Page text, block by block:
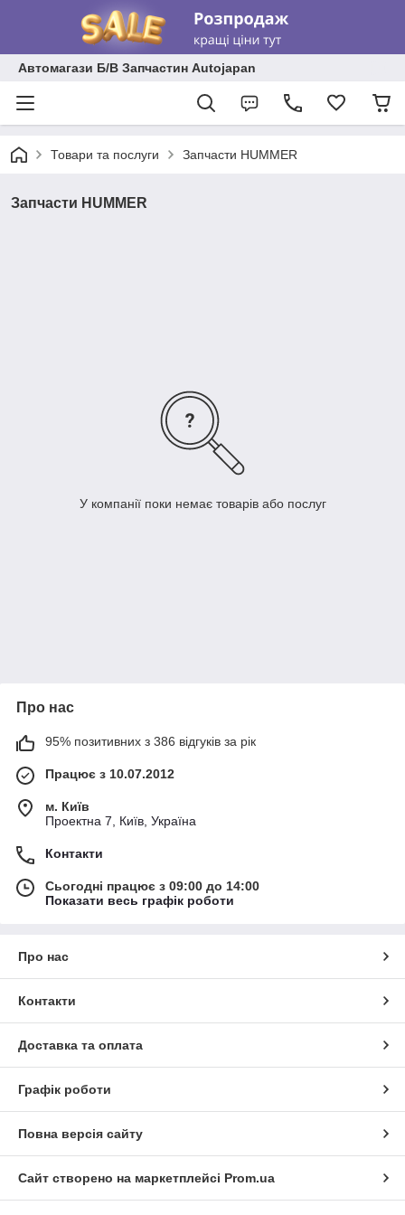
Автомагази Б/В Запчастин Autojapan
Товари та послуги Запчасти HUMMER
Запчасти HUMMER
У компанії поки немає товарів або послуг
Про нас
95% позитивних з 386 відгуків за рік
Працює з 10.07.2012
м. Київ
Проектна 7, Київ, Україна
Контакти
Сьогодні працює з 09:00 до 14:00
Показати весь графік роботи
Про нас
Контакти
Доставка та оплата
Графік роботи
Повна версія сайту
Сайт створено на маркетплейсі Prom.ua